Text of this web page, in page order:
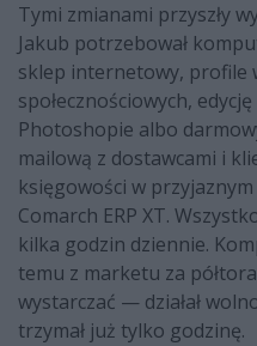
Tymi zmianami przyszły
Jakub potrzebował
sklep internetowy, profile
społecznościowych,
Photoshopie albo
mailową z dostawcami i
księgowości w
Comarch ERP XT.
kilka godzin dziennie.
temu z marketu za
wystarczać — działał
trzymał już tylko godzinę.